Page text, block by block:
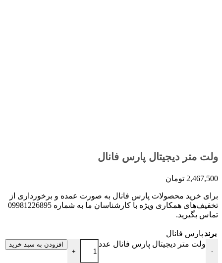
ولت متر دیجیتال پارس فانال
2,467,500 تومان
برای خرید محصولات پارس فانال به صورت عمده و برخورداری از
تخفیف‌های همکاری ویژه با کارشناسان ما به شماره 09981226895
تماس بگیرید.
برند پارس فانال
-
ولت متر دیجیتال پارس فانال عدد
+
افزودن به سبد خرید